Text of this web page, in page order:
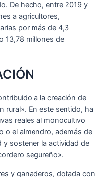
De hecho, entre 2019 y
a agricultores,
por más de 4,3
13,78 millones de
a la creación de
rural». En este sentido, ha
reales al monocultivo
o el almendro, además de
y sostener la actividad de
segureño».
y ganaderos, dotada con